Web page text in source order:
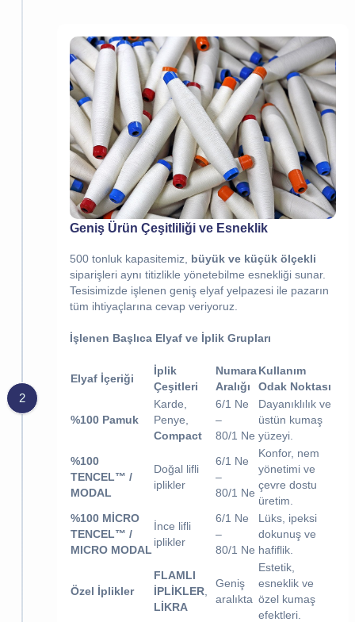
2
Geniş Ürün Çeşitliliği ve Esneklik
500 tonluk kapasitemiz, büyük ve küçük ölçekli
siparişleri aynı titizlikle yönetebilme esnekliği sunar.
Tesisimizde işlenen geniş elyaf yelpazesi ile pazarın
tüm ihtiyaçlarına cevap veriyoruz.
İşlenen Başlıca Elyaf ve İplik Grupları
Elyaf İçeriği
İplik
Çeşitleri
Numara
Aralığı
Kullanım
Odak Noktası
%100 Pamuk
Karde,
Penye,
Compact
6/1 Ne
–
80/1 Ne
Dayanıklılık ve
üstün kumaş
yüzeyi.
%100
TENCEL™ /
MODAL
Doğal lifli
iplikler
6/1 Ne
–
80/1 Ne
Konfor, nem
yönetimi ve
çevre dostu
üretim.
%100 MİCRO
TENCEL™ /
MICRO MODAL
İnce lifli
iplikler
6/1 Ne
–
80/1 Ne
Lüks, ipeksi
dokunuş ve
hafiflik.
Özel İplikler
FLAMLI
İPLİKLER
LİKRA
Geniş
aralıkta
Estetik,
esneklik ve
özel kumaş
efektleri.